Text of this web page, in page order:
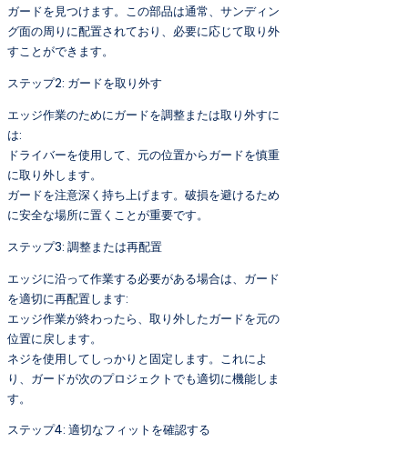
ガードを見つけます。この部品は通常、サンディン
グ面の周りに配置されており、必要に応じて取り外
すことができます。
ステップ2: ガードを取り外す
エッジ作業のためにガードを調整または取り外すに
は:
ドライバーを使用して、元の位置からガードを慎重
に取り外します。
ガードを注意深く持ち上げます。破損を避けるため
に安全な場所に置くことが重要です。
ステップ3: 調整または再配置
エッジに沿って作業する必要がある場合は、ガード
を適切に再配置します:
エッジ作業が終わったら、取り外したガードを元の
位置に戻します。
ネジを使用してしっかりと固定します。これによ
り、ガードが次のプロジェクトでも適切に機能しま
す。
ステップ4: 適切なフィットを確認する